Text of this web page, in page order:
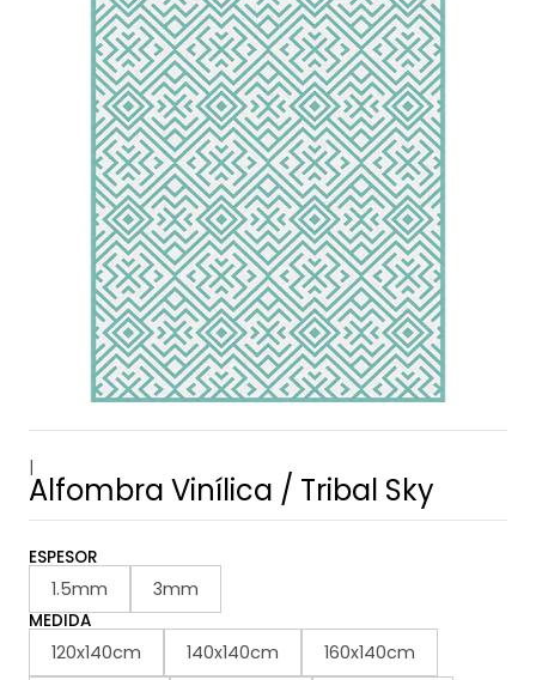
|
Alfombra Vinílica / Tribal Sky
ESPESOR
1.5mm 3mm
MEDIDA
120x140cm 140x140cm
160x140cm